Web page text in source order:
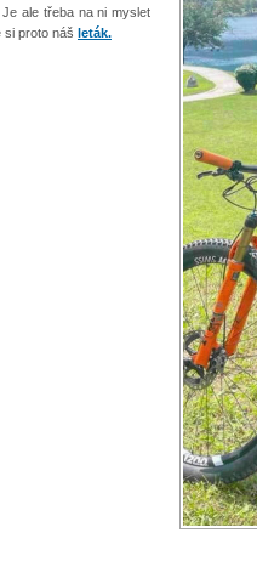
ale třeba na ni myslet
si proto náš leták.